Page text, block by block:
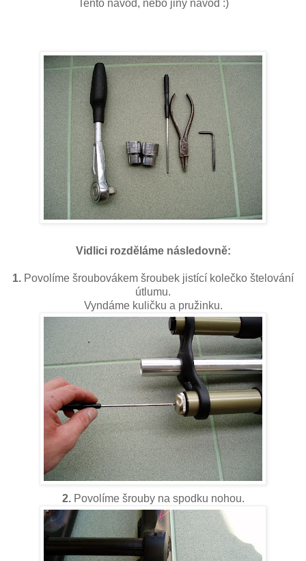
Tento návod, nebo jiný návod :)
Vidlici rozděláme následovně:
1. Povolíme šroubovákem šroubek jistící kolečko štelování
útlumu.
Vyndáme kuličku a pružinku.
2.Povolíme šrouby na spodku nohou.